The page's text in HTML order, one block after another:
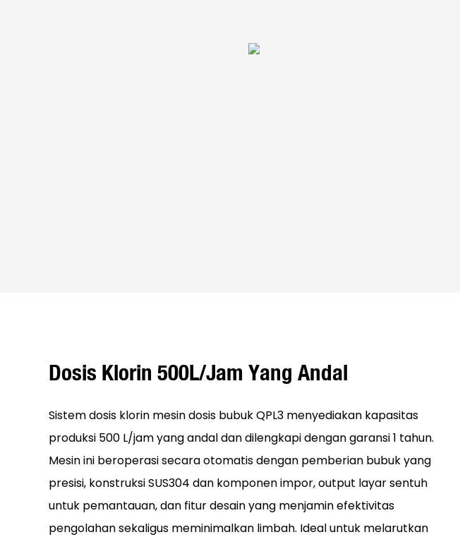
Dosis Klorin 500L/jam Yang Andal
Sistem dosis klorin mesin dosis bubuk QPL3 menyediakan kapasitas
produksi 500 L/jam yang andal dan dilengkapi dengan garansi 1 tahun.
Mesin ini beroperasi secara otomatis dengan pemberian bubuk yang
presisi, konstruksi SUS304 dan komponen impor, output layar sentuh
untuk pemantauan, dan fitur desain yang menjamin efektivitas
pengolahan sekaligus meminimalkan limbah. Ideal untuk melarutkan